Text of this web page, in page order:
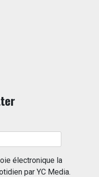
électronique la
par YC Media.